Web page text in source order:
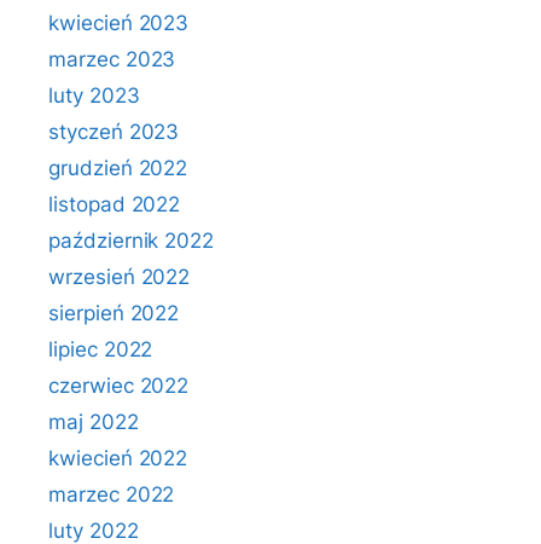
kwiecień 2023
marzec 2023
luty 2023
styczeń 2023
grudzień 2022
listopad 2022
październik 2022
wrzesień 2022
sierpień 2022
lipiec 2022
czerwiec 2022
maj 2022
kwiecień 2022
marzec 2022
luty 2022